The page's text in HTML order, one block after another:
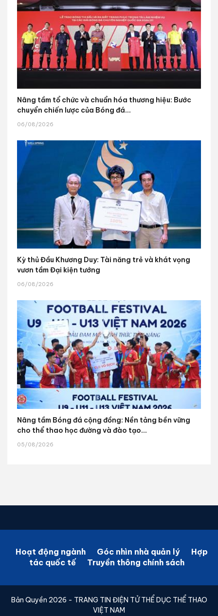
Nâng tầm tổ chức và chuẩn hóa thương hiệu: Bước
chuyển chiến lược của Bóng đá...
06/08/2026
Kỳ thủ Đầu Khương Duy: Tài năng trẻ và khát vọng
vươn tầm Đại kiện tướng
06/08/2026
Nâng tầm Bóng đá cộng đồng: Nền tảng bền vững
cho thể thao học đường và đào tạo...
05/08/2026
Hoạt động ngành Góc nhìn nhà quản lý
Hợp
tác quốc tế
Truyền thông chính sách
Bản Quyền 2026 - TRANG TIN ĐIỆN TỬ THỂ DỤC THỂ THAO
VIỆT NAM